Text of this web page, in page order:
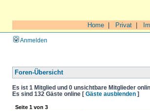
Home Privat
Anmelden
Foren-Übersicht
Es ist 1 Mitglied und 0 unsichtbare Mitglieder
Es sind 132 Gäste online [ Gäste ausblenden ]
Seite 1 von 3